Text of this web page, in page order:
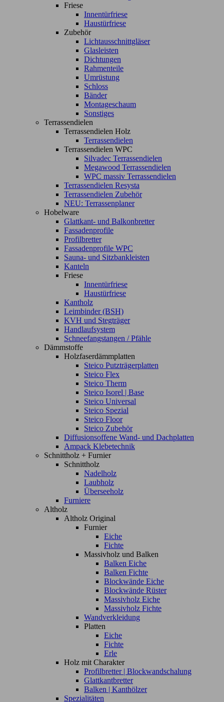
Friese
Innentürfriese
Haustürfriese
Zubehör
Lichtausschnittgläser
Glasleisten
Dichtungen
Rahmenteile
Umrüstung
Schloss
Bänder
Montageschaum
Sonstiges
Terrassendielen
Terrassendielen Holz
Terrassendielen
Terrassendielen WPC
Silvadec Terrassendielen
Megawood Terrassendielen
WPC massiv Terrassendielen
Terrassendielen Resysta
Terrassendielen Zubehör
NEU: Terrassenplaner
Hobelware
Glattkant- und Balkonbretter
Fassadenprofile
Profilbretter
Fassadenprofile WPC
Sauna- und Sitzbankleisten
Kanteln
Friese
Innentürfriese
Haustürfriese
Kantholz
Leimbinder (BSH)
KVH und Stegträger
Handlaufsystem
Schneefangstangen / Pfähle
Dämmstoffe
Holzfaserdämmplatten
Steico Putzträgerplatten
Steico Flex
Steico Therm
Steico Isorel | Base
Steico Universal
Steico Spezial
Steico Floor
Steico Zubehör
Diffusionsoffene Wand- und Dachplatten
Ampack Klebetechnik
Schnittholz + Furnier
Schnittholz
Nadelholz
Laubholz
Überseeholz
Furniere
Altholz
Altholz Original
Furnier
Eiche
Fichte
Massivholz und Balken
Balken Eiche
Balken Fichte
Blockwände Eiche
Blockwände Rüster
Massivholz Eiche
Massivholz Fichte
Wandverkleidung
Platten
Eiche
Fichte
Erle
Holz mit Charakter
Profilbretter | Blockwandschalung
Glattkantbretter
Balken | Kanthölzer
Spezialitäten